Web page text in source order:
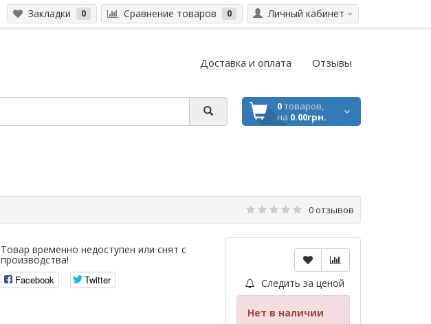
Закладки 0 Сравнение товаров 0 Личный кабинет
Доставка и оплата Отзывы
0товаров,
на 0.00грн.
0 отзывов
Товар временно недоступен или снят с
производства!
Facebook
Twitter Следить за ценой
Нет в наличии